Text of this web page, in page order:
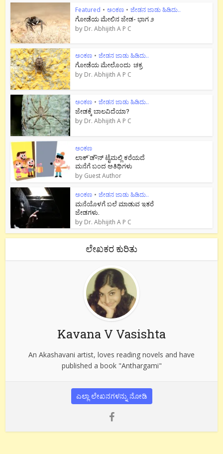
Featured • ಅಂಕಣ • ಜೇಡನ ಜಾಡು ಹಿಡಿದು..
ಗೋಡೆಯ ಮೇಲಿನ ಜೇಡ- ಭಾಗ ೨
by Dr. Abhijith A P C
ಅಂಕಣ • ಜೇಡನ ಜಾಡು ಹಿಡಿದು..
ಗೋಡೆಯ ಮೇಲೊಂದು ಚಕ್ರ
by Dr. Abhijith A P C
ಅಂಕಣ • ಜೇಡನ ಜಾಡು ಹಿಡಿದು..
ಜೇಡಕ್ಕೆ ಬಾಲವಿದೆಯಾ?
by Dr. Abhijith A P C
ಅಂಕಣ
ಲಾಕ್`ಡೌನ್ ಟೈಮಲ್ಲಿ ಕರೆಯದೆ
ಮನೆಗೆ ಬಂದ ಅತಿಥಿಗಳು
by Guest Author
ಅಂಕಣ • ಜೇಡನ ಜಾಡು ಹಿಡಿದು..
ಮನೆಯೊಳಗೆ ಬಲೆ ಮಾಡುವ ಇತರೆ
ಜೇಡಗಳು.
by Dr. Abhijith A P C
ಲೇಖಕರ ಕುರಿತು
Kavana V Vasishta
An Akashavani artist, loves reading novels and have
published a book "Anthargami"
ಎಲ್ಲಾ ಲೇಖನಗಳನ್ನು ನೋಡಿ